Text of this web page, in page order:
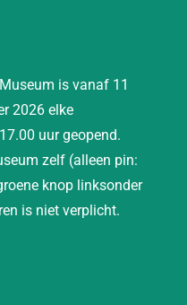
is vanaf 11
2026 elke
uur geopend.
zelf (alleen pin:
knop linksonder
is niet verplicht.